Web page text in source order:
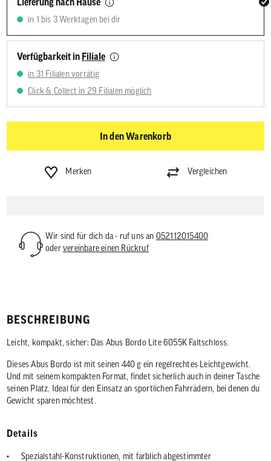
in 1 bis 3 Werktagen bei dir
Verfügbarkeit in Filiale
in 31 Filialen vorrätig
Click & Collect in 29 Filialen möglich
In den Warenkorb
Merken Vergleichen
Wir sind für dich da - ruf uns an 052112015400
odervereinbare einen Rückruf
BESCHREIBUNG
Leicht, kompakt, sicher: Das Abus Bordo Lite 6055K Faltschloss.
Dieses Abus Bordo ist mit seinen 440 g ein regelrechtes Leichtgewicht.
Und mit seinem kompakten Format, findet sicherlich auch in deiner Tasche
seinen Platz. Ideal für den Einsatz an sportlichen Fahrrädern, bei denen du
Gewicht sparen möchtest.
Details
Spezialstahl-Konstruktionen, mit farblich abgestimmter